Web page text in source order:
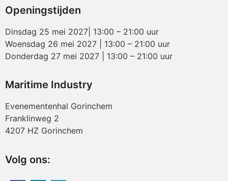
Openingstijden
Dinsdag 25 mei 2027| 13:00 – 21:00 uur
Woensdag 26 mei 2027 | 13:00 – 21:00 uur
Donderdag 27 mei 2027 | 13:00 – 21:00 uur
Maritime Industry
Evenementenhal Gorinchem
Franklinweg 2
4207 HZ Gorinchem
Volg ons: